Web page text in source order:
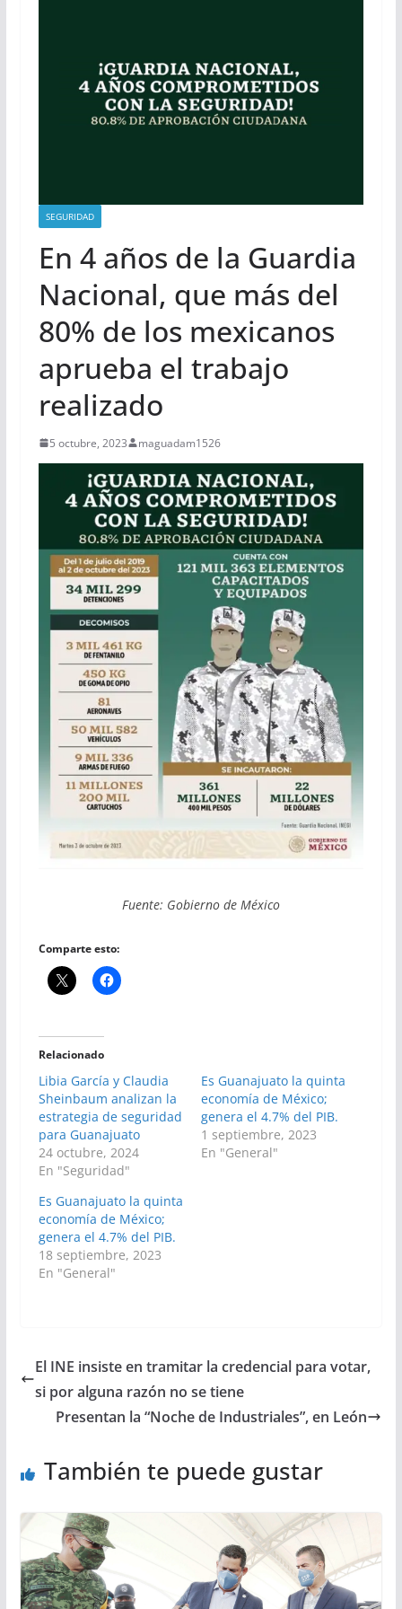
SEGURIDAD
En 4 años de la Guardia
Nacional, que más del
80% de los mexicanos
aprueba el trabajo
realizado
5 octubre, 2023 maguadam1526
Fuente: Gobierno de México
Comparte esto:
Relacionado
Libia García y Claudia
Sheinbaum analizan la
estrategia de seguridad
para Guanajuato
24 octubre, 2024
En "Seguridad"
Es Guanajuato la quinta
economía de México;
genera el 4.7% del PIB.
1 septiembre, 2023
En "General"
Es Guanajuato la quinta
economía de México;
genera el 4.7% del PIB.
18 septiembre, 2023
En "General"
El INE insiste en tramitar la credencial para votar,
si por alguna razón no se tiene
Presentan la “Noche de Industriales”, en León
También te puede gustar